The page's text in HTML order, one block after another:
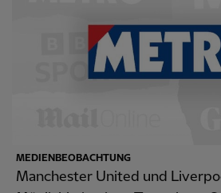
MEDIENBEOBACHTUNG
Manchester United und